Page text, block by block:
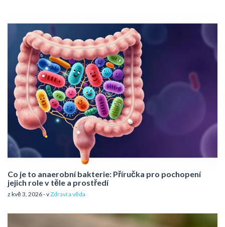
Co je to anaerobní bakterie: Příručka pro pochopení
jejich role v těle a prostředí
z kvě 3, 2026 - vZdraví a věda